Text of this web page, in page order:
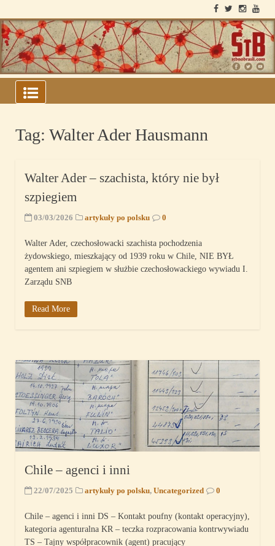
to
content
ARQUIVOS DO BLOCO
SOVIÉTICO
Tag: Walter Ader Hausmann
Walter Ader – szachista, który nie był
szpiegiem
03/03/2026 artykuły po polsku 0
Walter Ader, czechosłowacki szachista pochodzenia
żydowskiego, mieszkający od 1939 roku w Chile, NIE BYŁ
agentem ani szpiegiem w służbie czechosłowackiego wywiadu I.
Zarządu SNB
Read More
Chile – agenci i inni
22/07/2025 artykuły po polsku, Uncategorized 0
Chile – agenci i inni DS – Kontakt poufny (kontakt operacyjny),
kategoria agenturalna KR – teczka rozpracowania kontrwywiadu
TS – Tajny współpracownik (agent) pracujący